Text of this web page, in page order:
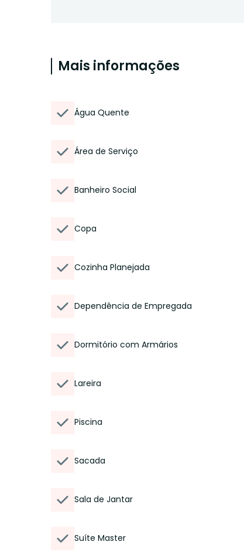
Mais informações
Água Quente
Área de Serviço
Banheiro Social
Copa
Cozinha Planejada
Dependência de Empregada
Dormitório com Armários
Lareira
Piscina
Sacada
Sala de Jantar
Suíte Master